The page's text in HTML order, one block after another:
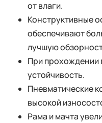
от влаги.
Конструктивные
обеспечивают
лучшую
При прохождении
устойчивость.
Пневматические
высокой
Рама и мачта